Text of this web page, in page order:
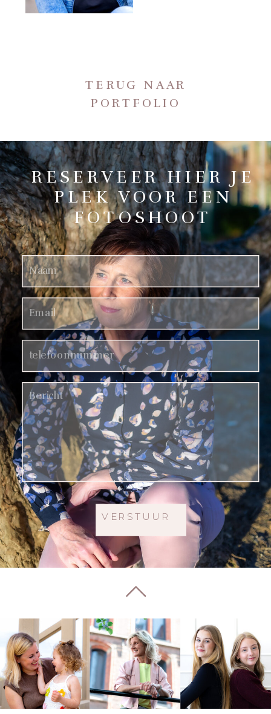
TERUG NAAR
PORTFOLIO
RESERVEER HIER JE
PLEK VOOR EEN
FOTOSHOOT
VERSTUUR